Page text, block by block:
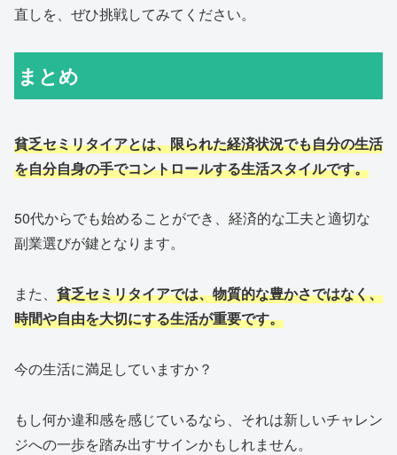
直しを、ぜひ挑戦してみてください。
まとめ
貧乏セミリタイアとは、限られた経済状況でも自分の生活
を自分自身の手でコントロールする生活スタイルです。
50代からでも始めることができ、経済的な工夫と適切な
副業選びが鍵となります。
また、 貧乏セミリタイアでは、物質的な豊かさではなく、
時間や自由を大切にする生活が重要です。
今の生活に満足していますか？
もし何か違和感を感じているなら、それは新しいチャレン
ジへの一歩を踏み出すサインかもしれません。